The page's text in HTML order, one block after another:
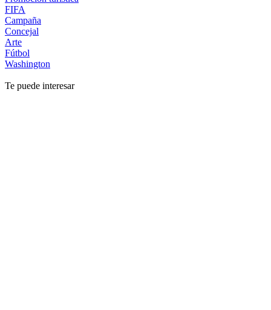
FIFA
Campaña
Concejal
Arte
Fútbol
Washington
Te puede interesar